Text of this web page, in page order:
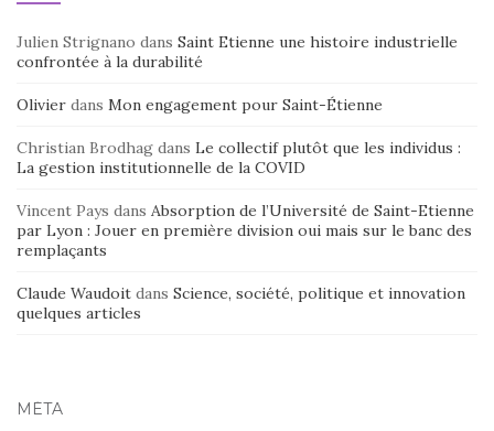
Julien Strignano dans Saint Etienne une histoire industrielle
confrontée à la durabilité
Olivier dans Mon engagement pour Saint-Étienne
Christian Brodhag dans Le collectif plutôt que les individus :
La gestion institutionnelle de la COVID
Vincent Pays dans Absorption de l’Université de Saint-Etienne
par Lyon : Jouer en première division oui mais sur le banc des
remplaçants
Claude Waudoit dans Science, société, politique et innovation
quelques articles
MÉTA